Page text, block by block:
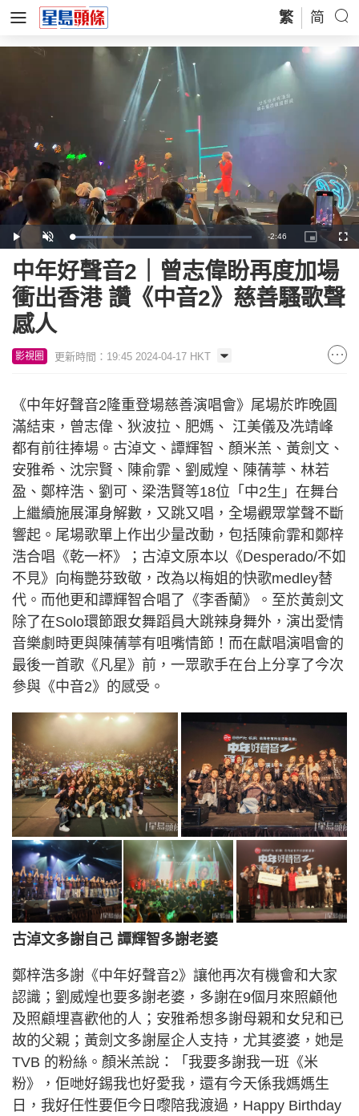
繁 简
Play Unmute Loaded:
19.74%
Remaining
Time
-2:46
Picture-
in-
中年好聲音2｜曾志偉盼再度加場
衝出香港 讚《中音2》慈善騷歌聲
感人
影視圈 更新時間：19:45 2024-04-17 HKT
《中年好聲音2隆重登場慈善演唱會》尾場於昨晚圓
滿結束，曾志偉、狄波拉、肥媽、 江美儀及冼靖峰
都有前往捧場。古淖文、譚輝智、顏米羔、黃劍文、
安雅希、沈宗賢、陳俞霏、劉威煌、陳蒨葶、林若
盈、鄭梓浩、劉可、梁浩賢等18位「中2生」在舞台
上繼續施展渾身解數，又跳又唱，全場觀眾掌聲不斷
響起。尾場歌單上作出少量改動，包括陳俞霏和鄭梓
浩合唱《乾一杯》；古淖文原本以《Desperado/不如
不見》向梅艷芬致敬，改為以梅姐的快歌medley替
代。而他更和譚輝智合唱了《李香蘭》。至於黃劍文
除了在Solo環節跟女舞蹈員大跳辣身舞外，演出愛情
音樂劇時更與陳蒨葶有咀嘴情節！而在獻唱演唱會的
最後一首歌《凡星》前，一眾歌手在台上分享了今次
參與《中音2》的感受。
古淖文多謝自己 譚輝智多謝老婆
鄭梓浩多謝《中年好聲音2》讓他再次有機會和大家
認識；劉威煌也要多謝老婆，多謝在9個月來照顧他
及照顧埋喜歡他的人；安雅希想多謝母親和女兒和已
故的父親；黃劍文多謝屋企人支持，尤其婆婆，她是
TVB 的粉絲。顏米羔說：「我要多謝我一班《米
粉》，佢哋好錫我也好愛我，還有今天係我媽媽生
日，我好任性要佢今日嚟陪我渡過，Happy Birthday